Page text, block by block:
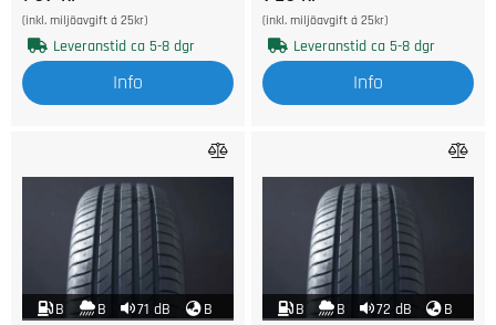
(inkl. miljöavgift á 25kr)
Leveranstid ca 5-8 dgr
Info
(inkl. miljöavgift á 25kr)
Leveranstid ca 5-8 dgr
Info
B B 71 dB B B B 72 dB B